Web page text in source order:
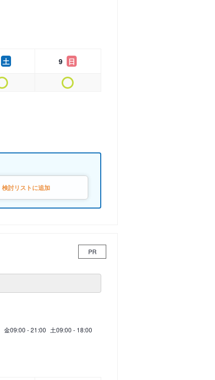
土 9 日
検討リストに追加
PR
金09:00 - 21:00 土09:00 - 18:00